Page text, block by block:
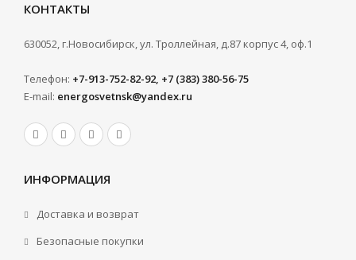
КОНТАКТЫ
630052, г.Новосибирск, ул. Троллейная, д.87 корпус 4, оф.1
Телефон: +7-913-752-82-92, +7 (383) 380-56-75
E-mail: energosvetnsk@yandex.ru
ИНФОРМАЦИЯ
Доставка и возврат
Безопасные покупки